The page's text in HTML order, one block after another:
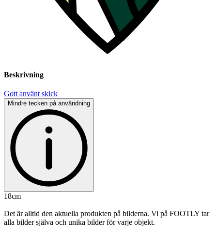
Beskrivning
Gott använt skick
Mindre tecken på användning
18cm
Det är alltid den aktuella produkten på bilderna. Vi på FOOTLY tar
alla bilder själva och unika bilder för varje objekt.